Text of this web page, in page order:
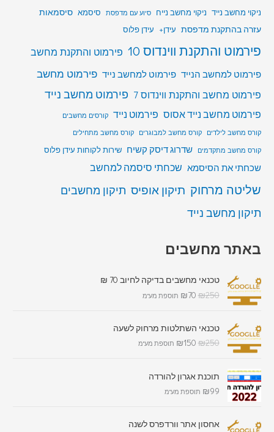
ניקוי מחשב נייד ניקוי מחשב נייח סיוע עם מדפסת סיסמא סיסמאות
עזרה בהתקנת מדפסת עידן+ עידן פלוס
פירמוט והתקנת ווינדוס 10 פירמוט והתקנת מחשב
פירמוט למחשב הנייד פירמוט למחשב נייד פירמוט מחשב
פירמוט מחשב והתקנת ווינדוס 7
פירמוט מחשב נייד
פירמוט מחשב נייד אסוס פירמוט נייד קורסים מחשבים
קורס מחשב לילדים
קורס מחשב למבוגרים
קורס מחשב מתחילים
קורס מחשב מתקדמים
שדרוג דיסק קשיח שירות לקוחות עידן פלוס
שכחתי את הסיסמא שכחתי סיסמה למחשב
שליטה מרחוק תיקון אופיס תיקון מחשבים
תיקון מחשב נייד
באתר מחשבים
טכנאי מחשבים בדיקה לחיוב 70 ₪
₪250
₪70 תוספת מע"מ
טכנאי השתלטות מרחוק לשעה
₪250
₪150 תוספת מע"מ
תוכנת אגרון להורדה
₪99 תוספת מע"מ
אחסון אתר וורדפרס לשנה